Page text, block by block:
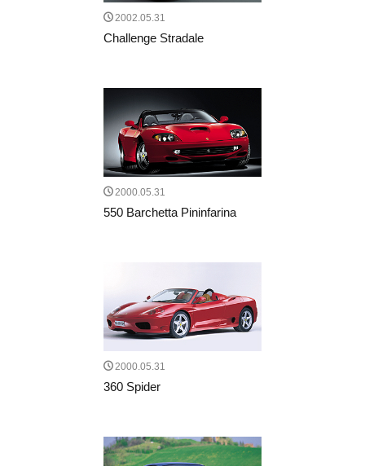
2002.05.31
Challenge Stradale
2000.05.31
550 Barchetta Pininfarina
2000.05.31
360 Spider